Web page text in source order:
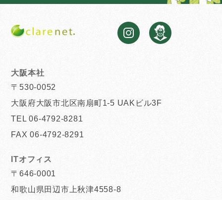
大阪本社
〒530-0052
大阪府大阪市北区南扇町1-5 UAKビル3F
TEL 06-4792-8281
FAX 06-4792-8291
ITオフィス
〒646-0001
和歌山県田辺市上秋津4558-8